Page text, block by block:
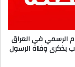
الرسمي في العراق
12 آب بذكرى وفاة الرسول